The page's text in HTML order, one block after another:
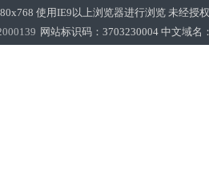
使用IE9以上浏览器进行浏览 未经授
网站标识码：3703230004 中文域名